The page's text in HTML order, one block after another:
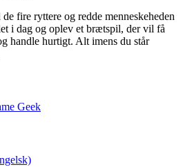
fire ryttere og redde menneskeheden
i dag og oplev et brætspil, der vil få
handle hurtigt. Alt imens du står
Geek